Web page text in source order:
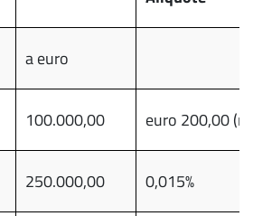
a euro
100.000,00 euro 200,00
250.000,00 0,015%